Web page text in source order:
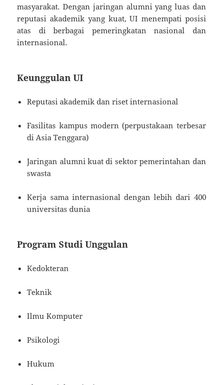
masyarakat. Dengan jaringan alumni yang luas dan
reputasi akademik yang kuat, UI menempati posisi
atas di berbagai pemeringkatan nasional dan
internasional.
Keunggulan UI
Reputasi akademik dan riset internasional
Fasilitas kampus modern (perpustakaan terbesar
di Asia Tenggara)
Jaringan alumni kuat di sektor pemerintahan dan
swasta
Kerja sama internasional dengan lebih dari 400
universitas dunia
Program Studi Unggulan
Kedokteran
Teknik
Ilmu Komputer
Psikologi
Hukum